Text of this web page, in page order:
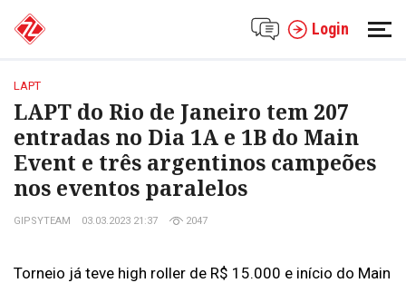
Login
LAPT
LAPT do Rio de Janeiro tem 207
entradas no Dia 1A e 1B do Main
Event e três argentinos campeões
nos eventos paralelos
GIPSYTEAM 03.03.2023 21:37 2047
Torneio já teve high roller de R$ 15.000 e início do Main